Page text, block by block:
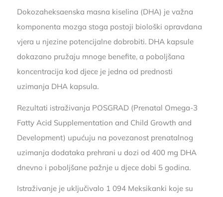
Dokozaheksaenska masna kiselina (DHA) je važna
komponenta mozga stoga postoji biološki opravdana
vjera u njezine potencijalne dobrobiti. DHA kapsule
dokazano pružaju mnoge benefite, a poboljšana
koncentracija kod djece je jedna od prednosti
uzimanja DHA kapsula.
Rezultati istraživanja POSGRAD (Prenatal Omega-3
Fatty Acid Supplementation and Child Growth and
Development) upućuju na povezanost prenatalnog
uzimanja dodataka prehrani u dozi od 400 mg DHA
dnevno i poboljšane pažnje u djece dobi 5 godina.
Istraživanje je uključivalo 1 094 Meksikanki koje su